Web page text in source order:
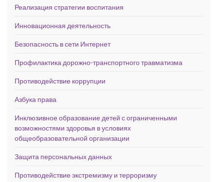
Реализация стратегии воспитания
Инновационная деятельность
Безопасность в сети Интернет
Профилактика дорожно-транспортного травматизма
Противодействие коррупции
Азбука права
Инклюзивное образование детей с ограниченными
возможностями здоровья в условиях
общеобразовательной организации
Защита персональных данных
Противодействие экстремизму и терроризму